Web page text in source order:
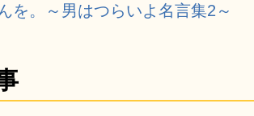
を。～男はつらいよ名言集2～